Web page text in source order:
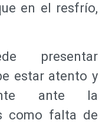
en el resfrío,
presentar
estar atento y
ante la
como falta de